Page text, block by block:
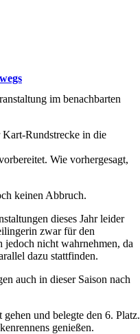
im benachbarten
Kart-Rundstrecke in die
Wie vorhergesagt,
keinen Abbruch.
dieses Jahr leider
zwar für den
nicht wahrnehmen, da
dazu stattfinden.
auch in dieser Saison nach
und belegte den 6. Platz.
genießen.